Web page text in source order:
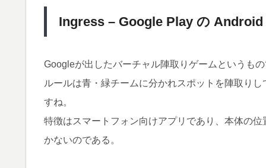
Ingress – Google Play の
Googleが出したバーチャル陣取りゲームというも
ルールは青・緑チームに分かれスポットを陣取り
すね。
特徴はスマートフォン向けアプリであり、本体の
かないのである。